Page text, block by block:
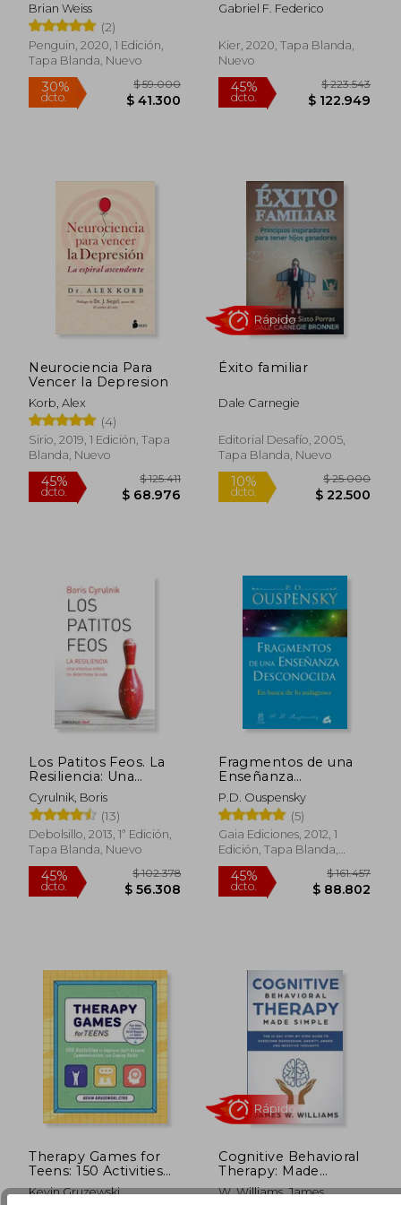
10%
dcto.
$ 30.000
$ 27.000
32%
Rápido
Brian Weiss
(2)
Penguin, 2020, 1 Edición,
Tapa Blanda, Nuevo
30%
dcto. $ 41.300
Rápido
Gabriel F. Federico
Kier, 2020, Tapa Blanda,
Nuevo
45%
dcto.
Neurociencia Para
Vencer la Depresion
Korb, Alex
(4)
Sirio, 2019, 1 Edición, Tapa
Blanda, Nuevo
Éxito familiar
Dale Carnegie
Editorial Desafío, 2005,
Tapa Blanda, Nuevo
Rápido
Los Patitos Feos. La
Resiliencia: Una
Infancia Infeliz No
Determina La Vida /
Ug Ly Ducklings
Cyrulnik, Boris
(13)
Debolsillo, 2013, 1ª Edición,
Tapa Blanda, Nuevo
Fragmentos de una
Enseñanza
Desconocida
P.D. Ouspensky
(5)
Gaia Ediciones, 2012, 1
Edición, Tapa Blanda,
Nuevo
Therapy Games for
Teens: 150 Activities
to Improve Self-
Esteem,
Kevin Gruzewski
Cognitive Behavioral
Therapy: Made
Simple - The 21 Day
Step by Step Guide
W. Williams, James